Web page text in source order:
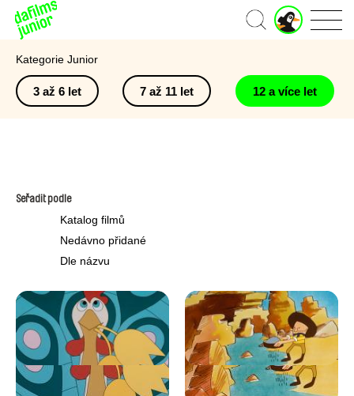
Domů
J
u
o
r
ú
Kategorie Junior
3 až 6 let 7 až 11 let 12 a více let
Seřadit podle
Katalog filmů
Nedávno přidané
Dle názvu